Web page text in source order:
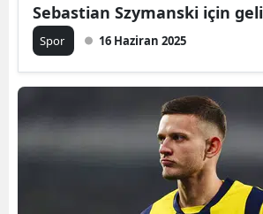
Sebastian Szymanski için
Spor 16 Haziran 2025